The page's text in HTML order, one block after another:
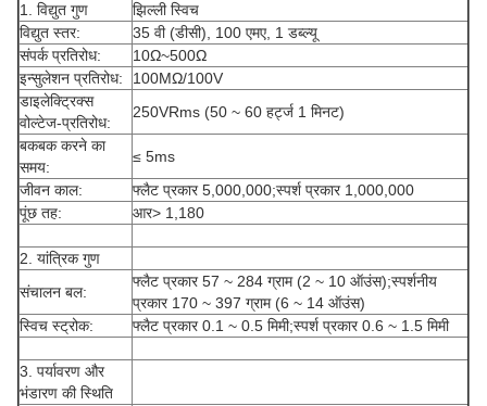
1. विद्युत गुण
झिल्ली स्विच
विद्युत स्तर:
35 वी (डीसी), 100 एमए, 1 डब्ल्यू
संपर्क प्रतिरोध:
10Ω~500Ω
इन्सुलेशन प्रतिरोध:
100MΩ/100V
डाइलेक्ट्रिक्स
वोल्टेज-प्रतिरोध:
250VRms (50 ~ 60 हर्ट्ज 1 मिनट)
बकबक करने का
समय:
≤ 5ms
जीवन काल:
फ्लैट प्रकार 5,000,000;स्पर्श प्रकार 1,000,000
पूंछ तह:
आर> 1,180
2. यांत्रिक गुण
संचालन बल:
फ्लैट प्रकार 57 ~ 284 ग्राम (2 ~ 10 ऑउंस);स्पर्शनीय
प्रकार 170 ~ 397 ग्राम (6 ~ 14 ऑउंस)
स्विच स्ट्रोक:
फ्लैट प्रकार 0.1 ~ 0.5 मिमी;स्पर्श प्रकार 0.6 ~ 1.5 मिमी
3. पर्यावरण और
भंडारण की स्थिति